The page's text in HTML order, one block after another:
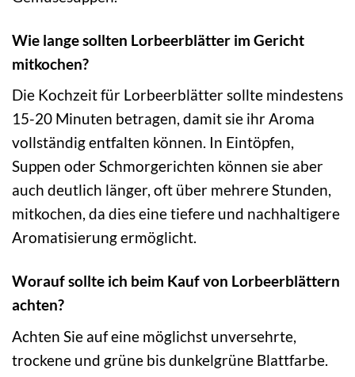
Wie lange sollten Lorbeerblätter im Gericht
mitkochen?
Die Kochzeit für Lorbeerblätter sollte mindestens
15-20 Minuten betragen, damit sie ihr Aroma
vollständig entfalten können. In Eintöpfen,
Suppen oder Schmorgerichten können sie aber
auch deutlich länger, oft über mehrere Stunden,
mitkochen, da dies eine tiefere und nachhaltigere
Aromatisierung ermöglicht.
Worauf sollte ich beim Kauf von Lorbeerblättern
achten?
Achten Sie auf eine möglichst unversehrte,
trockene und grüne bis dunkelgrüne Blattfarbe.